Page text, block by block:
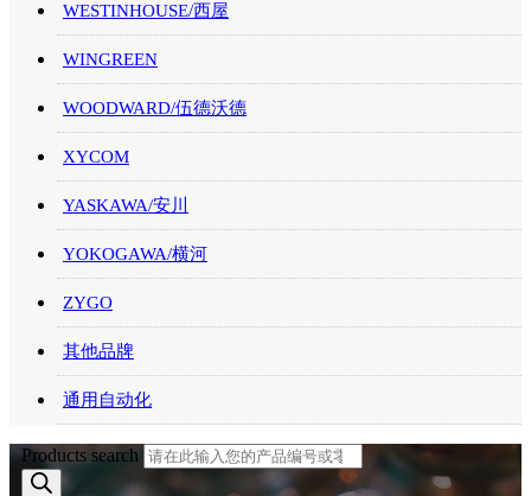
WESTINHOUSE/西屋
WINGREEN
WOODWARD/伍德沃德
XYCOM
YASKAWA/安川
YOKOGAWA/横河
ZYGO
其他品牌
通用自动化
Products search